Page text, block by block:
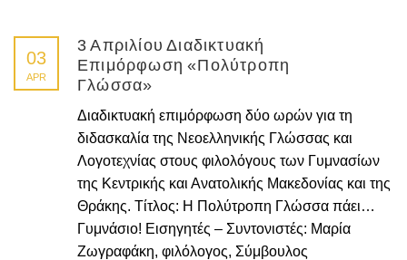
03
APR
3 Απριλίου Διαδικτυακή
Επιμόρφωση «Πολύτροπη
Γλώσσα»
Διαδικτυακή επιμόρφωση δύο ωρών για τη
διδασκαλία της Νεοελληνικής Γλώσσας και
Λογοτεχνίας στους φιλολόγους των Γυμνασίων
της Κεντρικής και Ανατολικής Μακεδονίας και της
Θράκης. Τίτλος: H Πολύτροπη Γλώσσα πάει…
Γυμνάσιο! Εισηγητές – Συντονιστές: Μαρία
Ζωγραφάκη, φιλόλογος, Σύμβουλος